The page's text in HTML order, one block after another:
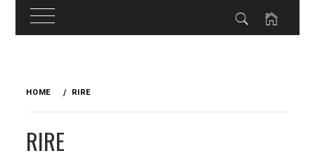
HOME RIRE
RIRE